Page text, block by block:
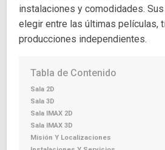
instalaciones y comodidades.
elegir entre las últimas películas,
producciones independientes.
Tabla de Contenido
Sala 2D
Sala 3D
Sala IMAX 2D
Sala IMAX 3D
Misión Y Localizaciones